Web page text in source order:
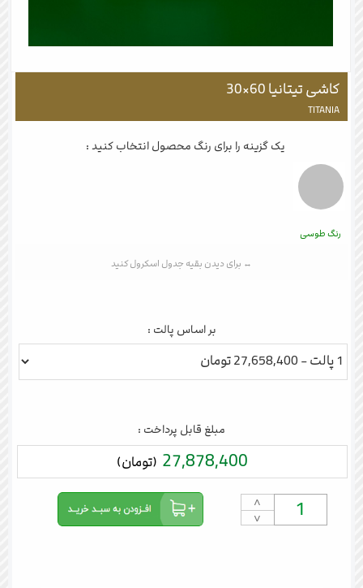
کاشی تیتانیا 60×30
TITANIA
یک گزینه را برای رنگ محصول انتخاب کنید :
رنگ طوسی
بر اساس پالت :
مبلغ قابل پرداخت :
27,878,400 (تومان)
˄
˅